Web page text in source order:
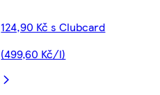
124,90 Kč s Clubcard
(499,60 Kč/l)